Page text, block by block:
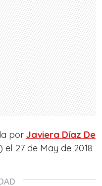
por Javiera Díaz De
el 27 de May de 2018